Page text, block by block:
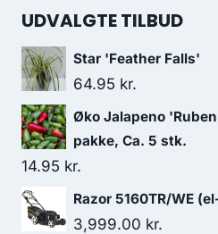
UDVALGTE TILBUD
Star 'Feather Falls'
64.95 kr.
Øko Jalapeno
pakke, Ca. 5 stk.
14.95 kr.
Razor 5160TR/WE
3,999.00 kr.